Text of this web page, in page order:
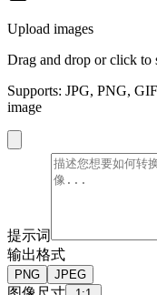
Upload images
Drag and drop or click to
Supports: JPG, PNG,
image
提示词
输出格式
PNG JPEG